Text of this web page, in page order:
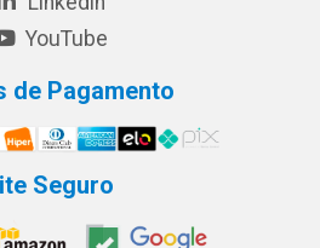
YouTube
de Pagamento
Seguro